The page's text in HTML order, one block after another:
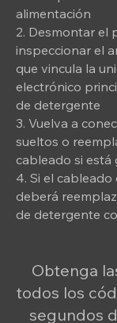
alimentación
2. Desmontar el
inspeccionar el
que vincula la
electrónico
de detergente
3. Vuelva a
sueltos o
cableado si
4. Si el
deberá
de detergente
Obtenga
todos los
segundos